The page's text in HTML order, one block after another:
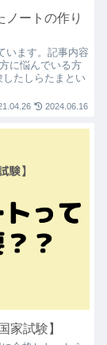
ノートの作り
います。記事内容
に悩んでいる方
たしらたまとい
2024.06.16
家試験】